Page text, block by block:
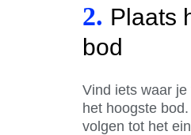
2. Plaats
bod
Vind iets waar
het hoogste
volgen tot het